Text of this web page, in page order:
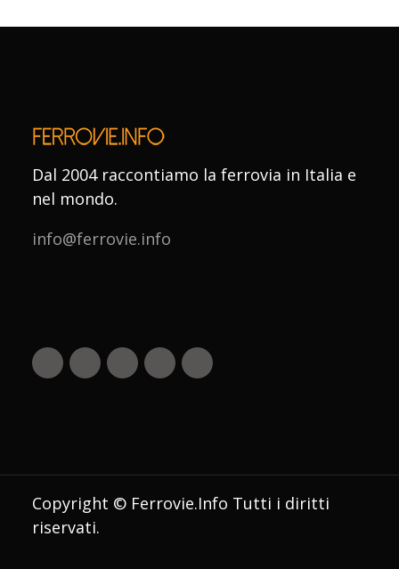
Dal 2004 raccontiamo la ferrovia in Italia e
nel mondo.
info@ferrovie.info
Copyright © Ferrovie.Info Tutti i diritti
riservati.